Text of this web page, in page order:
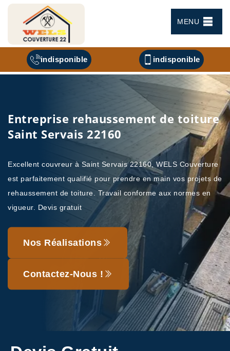
MENU
indisponible indisponible
Entreprise rehaussement de toiture
Saint Servais 22160
Excellent couvreur à Saint Servais 22160, WELS Couverture
est parfaitement qualifié pour prendre en main vos projets de
rehaussement de toiture. Travail conforme aux normes en
vigueur. Devis gratuit
Nos Réalisations
Contactez-Nous !